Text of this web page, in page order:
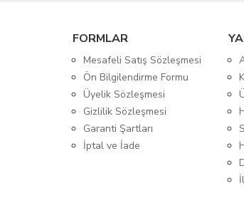
FORMLAR
Mesafeli Satış Sözleşmesi
Ön Bilgilendirme Formu
Üyelik Sözleşmesi
Gizlilik Sözleşmesi
Garanti Şartları
İptal ve İade